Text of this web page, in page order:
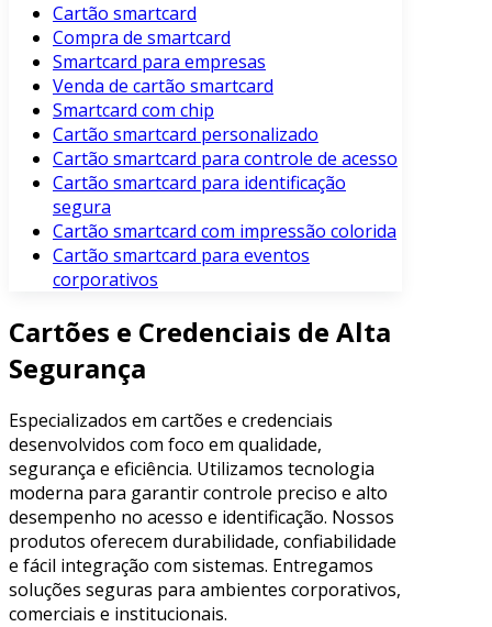
Cartão smartcard
Compra de smartcard
Smartcard para empresas
Venda de cartão smartcard
Smartcard com chip
Cartão smartcard personalizado
Cartão smartcard para controle de acesso
Cartão smartcard para identificação
segura
Cartão smartcard com impressão colorida
Cartão smartcard para eventos
corporativos
Cartões e Credenciais de Alta
Segurança
Especializados em cartões e credenciais
desenvolvidos com foco em qualidade,
segurança e eficiência. Utilizamos tecnologia
moderna para garantir controle preciso e alto
desempenho no acesso e identificação. Nossos
produtos oferecem durabilidade, confiabilidade
e fácil integração com sistemas. Entregamos
soluções seguras para ambientes corporativos,
comerciais e institucionais.